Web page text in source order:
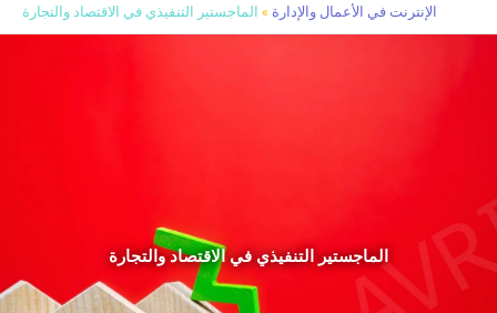
في الأعمال والإدارة» الماجستير التنفيذي في الاقتصاد والتجارة
الماجستير التنفيذي في الاقتصاد والتجارة